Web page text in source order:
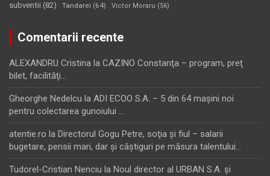
subventii (82) Tandarei (64) Victor Moraru (56)
Comentarii recente
ALEXANDRU Cristina la CAZINO Constanţa – program, preţ
bilet, facilităţi…
Gheorghe Nedelcu la ADI ECOO S.A. – 5 din 64 maşini noi
pentru colectarea gunoiului …
atentie.ro la Directorul Gogu Petre, soţia şi fiul – salarii
bugetare, pensii mari, dar şi câştiguri pe măsura talentului…
Tudorel-Cristian Nenciu la Noul director al URBAN S.A. şi